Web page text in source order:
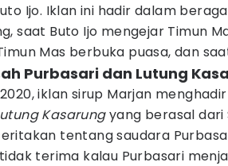
Ijo. Iklan ini hadir dalam
saat Buto Ijo mengejar Timun
Mas berbuka puasa, dan
Purbasari dan Lutung
iklan sirup Marjan
Kasarungyang berasal dari
tentang saudara
terima kalau Purbasari